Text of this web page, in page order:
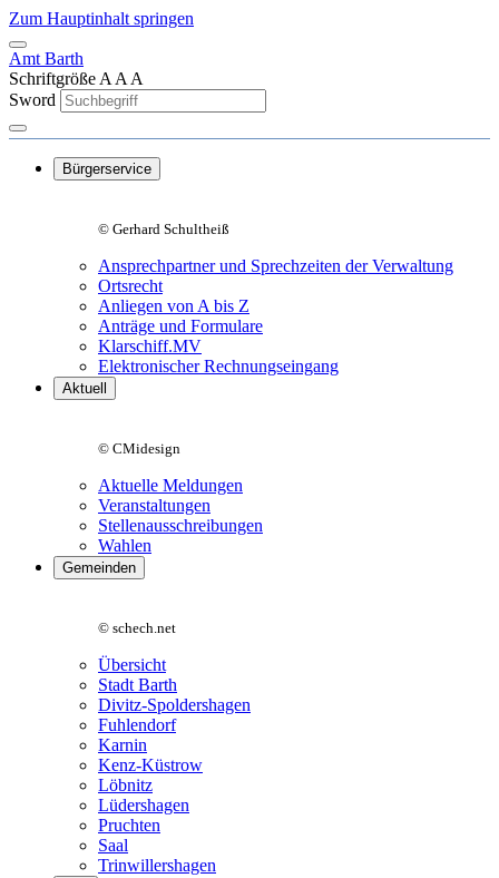
Zum Hauptinhalt springen
Amt Barth
Schriftgröße A A A
Sword
Bürgerservice
© Gerhard Schultheiß
Ansprechpartner und Sprechzeiten der Verwaltung
Ortsrecht
Anliegen von A bis Z
Anträge und Formulare
Klarschiff.MV
Elektronischer Rechnungseingang
Aktuell
© CMidesign
Aktuelle Meldungen
Veranstaltungen
Stellenausschreibungen
Wahlen
Gemeinden
© schech.net
Übersicht
Stadt Barth
Divitz-Spoldershagen
Fuhlendorf
Karnin
Kenz-Küstrow
Löbnitz
Lüdershagen
Pruchten
Saal
Trinwillershagen